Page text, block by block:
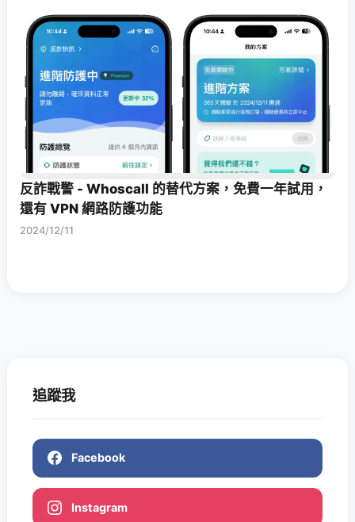
反詐戰警 - Whoscall 的替代方案，免費一年試用，
還有 VPN 網路防護功能
2024/12/11
追蹤我
Facebook
Instagram